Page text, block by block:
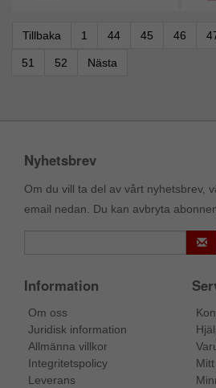
Tillbaka 1 44 45 46
51 52 Nästa
Nyhetsbrev
Om du vill ta del av vårt nyhetsbrev,
email nedan. Du kan avbryta
Information
Om oss
Juridisk information
Allmänna villkor
Integritetspolicy
Leverans